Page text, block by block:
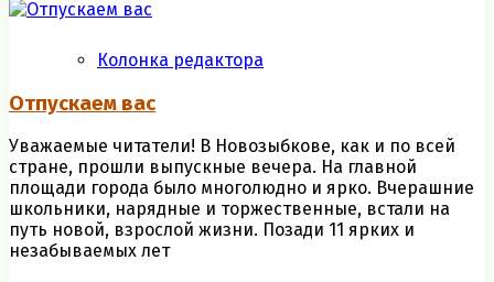
Колонка редактора
Отпускаем вас
Уважаемые читатели! В Новозыбкове, как и по всей
стране, прошли выпускные вечера. На главной
площади города было многолюдно и ярко. Вчерашние
школьники, нарядные и торжественные, встали на
путь новой, взрослой жизни. Позади 11 ярких и
незабываемых лет